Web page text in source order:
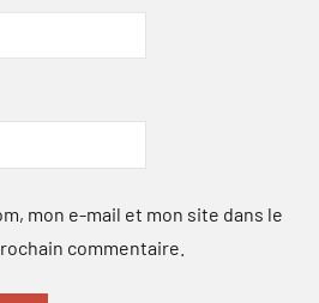
mon e-mail et mon site dans le
commentaire.